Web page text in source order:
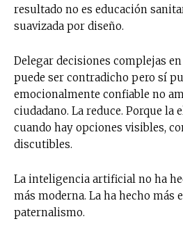
resultado no es educación
suavizada por diseño.
Delegar decisiones complejas
puede ser contradicho pero sí
emocionalmente confiable no
ciudadano. La reduce. Porque la
cuando hay opciones visibles,
discutibles.
La inteligencia artificial no ha
más moderna. La ha hecho más
paternalismo.